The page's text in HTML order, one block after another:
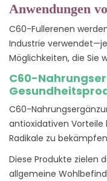
Anwendungen
C60-Fullerenen
Industrie
Möglichkeiten, die Sie
C60-
C60-
antioxidativen Vorteile
Radikale zu
Diese Produkte zielen
allgemeine